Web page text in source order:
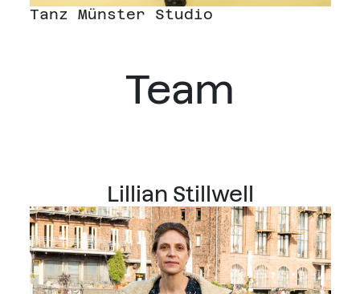
Tanz Münster Studio
Team
Lillian Stillwell